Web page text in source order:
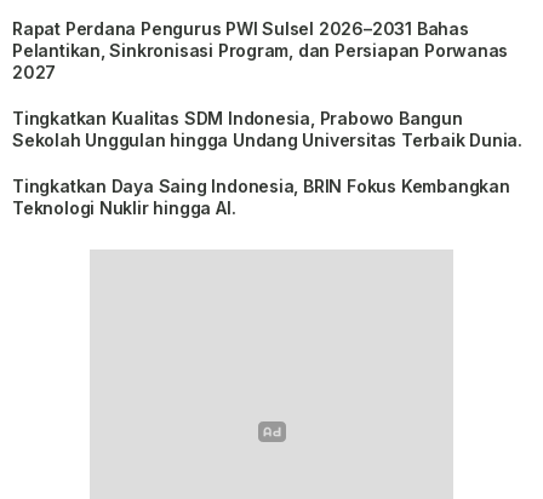
Rapat Perdana Pengurus PWI Sulsel 2026–2031 Bahas
Pelantikan, Sinkronisasi Program, dan Persiapan Porwanas
2027
Tingkatkan Kualitas SDM Indonesia, Prabowo Bangun
Sekolah Unggulan hingga Undang Universitas Terbaik Dunia.
Tingkatkan Daya Saing Indonesia, BRIN Fokus Kembangkan
Teknologi Nuklir hingga AI.